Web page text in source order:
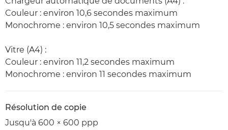
Couleur : environ 10,6 secondes maximum
Monochrome : environ 10,5 secondes maximum
Vitre (A4) :
Couleur : environ 11,2 secondes maximum
Monochrome : environ 11 secondes maximum
Résolution de copie
Jusqu'à 600 × 600 ppp